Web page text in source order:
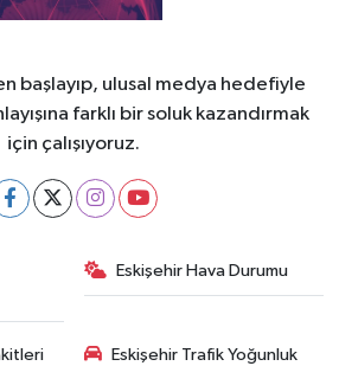
başlayıp, ulusal medya hedefiyle
farklı bir soluk kazandırmak
için çalışıyoruz.
Eskişehir Hava Durumu
Eskişehir Trafik Yoğunluk